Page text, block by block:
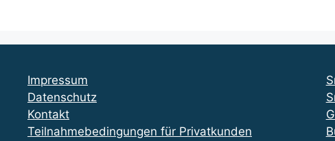
Impressum
Datenschutz
Kontakt
Teilnahmebedingungen für Privatkunden